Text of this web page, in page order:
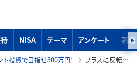
NISA テーマ アンケート 著者
ト投資で目指せ300万円！ プラスに反転！反撃開始！まつのすけのポイント投資＆投資信託だけで、目指せ100万円！